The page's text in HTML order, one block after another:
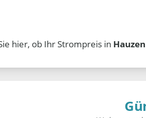
hier, ob Ihr Strompreis in